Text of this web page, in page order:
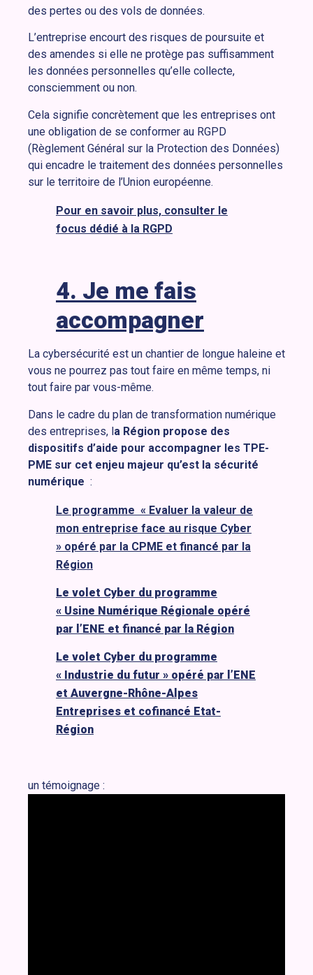
des pertes ou des vols de données.
L’entreprise encourt des risques de poursuite et
des amendes si elle ne protège pas suffisamment
les données personnelles qu’elle collecte,
consciemment ou non.
Cela signifie concrètement que les entreprises ont
une obligation de se conformer au RGPD
(Règlement Général sur la Protection des Données)
qui encadre le traitement des données personnelles
sur le territoire de l’Union européenne.
Pour en savoir plus, consulter le
focus dédié à la RGPD
4. Je me fais
accompagner
La cybersécurité est un chantier de longue haleine et
vous ne pourrez pas tout faire en même temps, ni
tout faire par vous-même.
Dans le cadre du plan de transformation numérique
des entreprises, la Région propose des
dispositifs d’aide pour accompagner les TPE-
PME sur cet enjeu majeur qu’est la sécurité
numérique :
Le programme « Evaluer la valeur de
mon entreprise face au risque Cyber
» opéré par la CPME et financé par la
Région
Le volet Cyber du programme
« Usine Numérique Régionale opéré
par l’ENE et financé par la Région
Le volet Cyber du programme
« Industrie du futur » opéré par l’ENE
et Auvergne-Rhône-Alpes
Entreprises et cofinancé Etat-
Région
un témoignage :